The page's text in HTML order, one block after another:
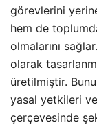
görevlerini
hem de
olmalarını
olarak
üretilmiştir.
yasal yetkileri
çerçevesinde